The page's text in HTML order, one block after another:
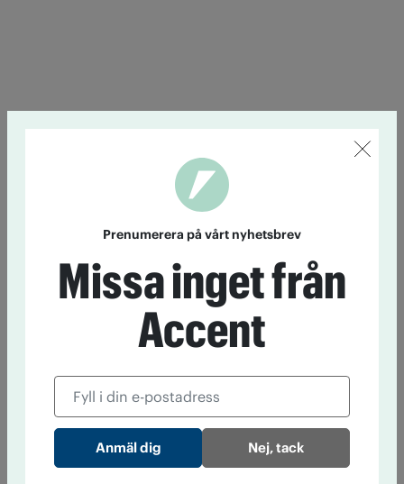
Prenumerera på vårt nyhetsbrev
Missa inget från
Accent
Nej, tack